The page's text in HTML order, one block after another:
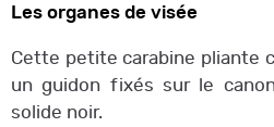
Les organes de visée
Cette petite carabine pliante
un guidon fixés sur le
solide noir.